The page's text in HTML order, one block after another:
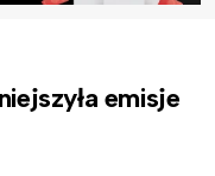
emisje